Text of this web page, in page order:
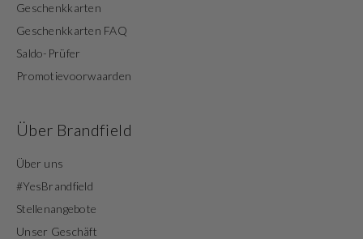
Geschenkkarten
Geschenkkarten FAQ
Saldo-Prüfer
Promotievoorwaarden
Über Brandfield
Über uns
#YesBrandfield
Stellenangebote
Unser Geschäft